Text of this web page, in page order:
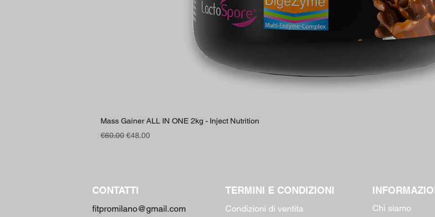
Mass Gainer ALL IN ONE 2kg - Inject Nutrition
Regular Price
€60.00 Sale Price
€48.00
CONTATTI
fitpromilano@gmail.com
TERMINI E CONDIZIONI
Condizioni di ventita Chi siamo